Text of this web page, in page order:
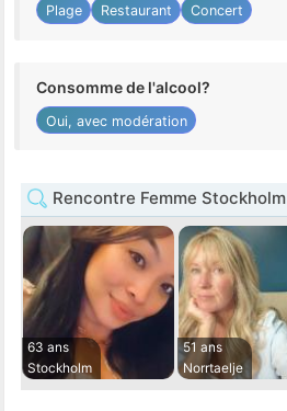
Plage Restaurant Concert
Consomme de l'alcool?
Oui, avec modération
Rencontre Femme Stockholm
63 ans
Stockholm
51 ans
Norrtaelje